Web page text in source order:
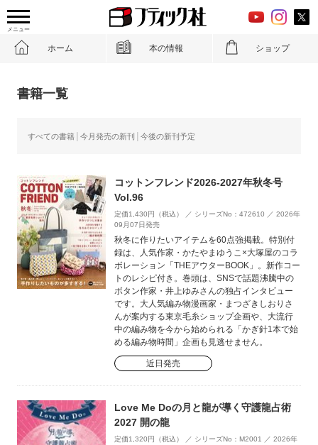
メニュー
ホーム 本の情報 ショップ
書籍一覧
すべての書籍 今月発売の新刊 今後の新刊予定
コットンフレンド2026-2027年秋冬号
Vol.96
定価1,430円（税込） ／ シリーズNo：472610 ／ 2026年
09月07日発売
秋冬に作りたいアイテムを60点強掲載。特別付
録は、人気作家・かたやまゆうこ×大塚屋のコラ
ボレーション「THEアウターBOOK」。新作コー
トのレシピ付き。巻頭は、SNSで話題沸騰中の
ボタン作家・井上ゆみさんの独占インタビュー
です。大人気編み物漫画家・まつざきしおりさ
んが案内する東京毛糸ショップ企画や、大流行
中の編み物を今から始められる「かぎ針1本で始
める編み物時間」企画も見逃せません。
近日発売
Love Me Doの月と龍が導く守護龍占術
2027 開の龍
定価1,320円（税込） ／ シリーズNo：M2001 ／ 2026年